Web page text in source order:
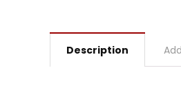
Description